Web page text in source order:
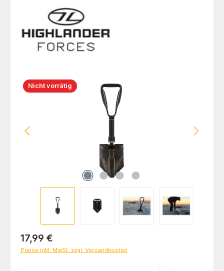
Bildergalerie überspringen
Nicht vorrätig
Regulärer Preis:
17,99 €
Preise inkl. MwSt. zzgl. Versandkosten